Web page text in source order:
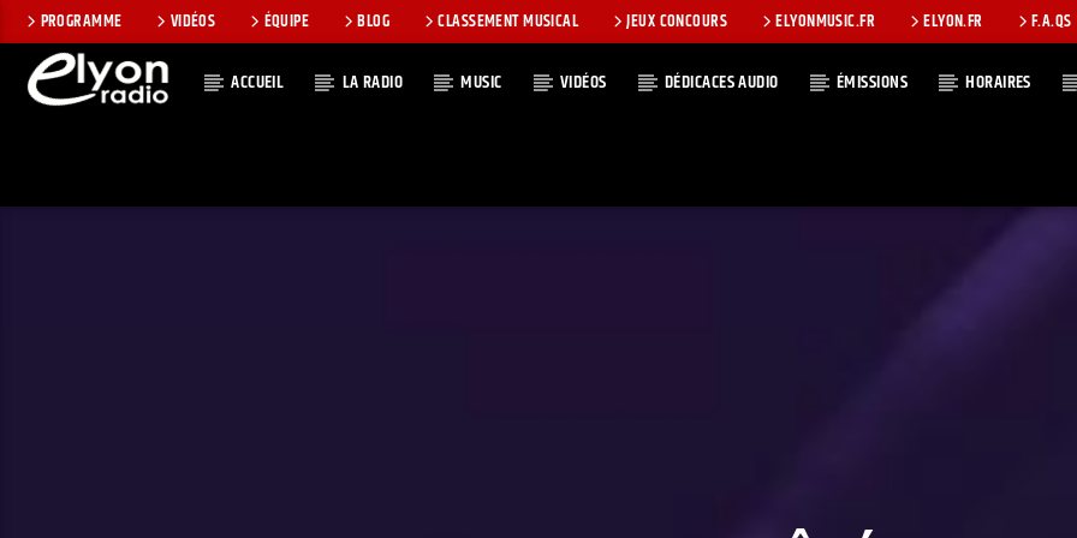
PROGRAMME VIDÉOS ÉQUIPE BLOG CLASSEMENT MUSICAL JEUX CONCOURS ELYONMUSIC.FR ELYON.FR F.A.QS
ACCUEIL LA RADIO MUSIC VIDÉOS DÉDICACES AUDIO ÉMISSIONS HORAIRES